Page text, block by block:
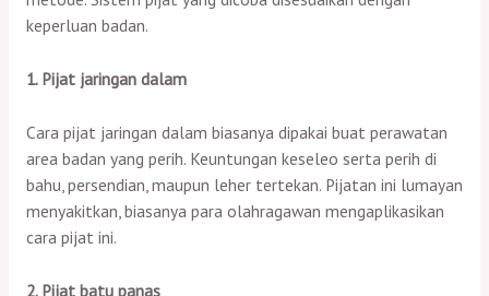
keperluan badan.
1. Pijat jaringan dalam
Cara pijat jaringan dalam biasanya dipakai buat perawatan
area badan yang perih. Keuntungan keseleo serta perih di
bahu, persendian, maupun leher tertekan. Pijatan ini lumayan
menyakitkan, biasanya para olahragawan mengaplikasikan
cara pijat ini.
2. Pijat batu panas